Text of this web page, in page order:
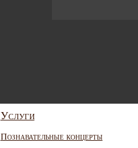
Услуги
Познавательные концерты